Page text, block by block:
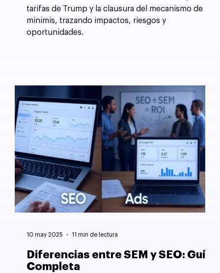
tarifas de Trump y la clausura del mecanismo de
minimis, trazando impactos, riesgos y
oportunidades.
Diferencias entre SEM y SEO: Guía
Completa
10 may 2025 11 min de lectura